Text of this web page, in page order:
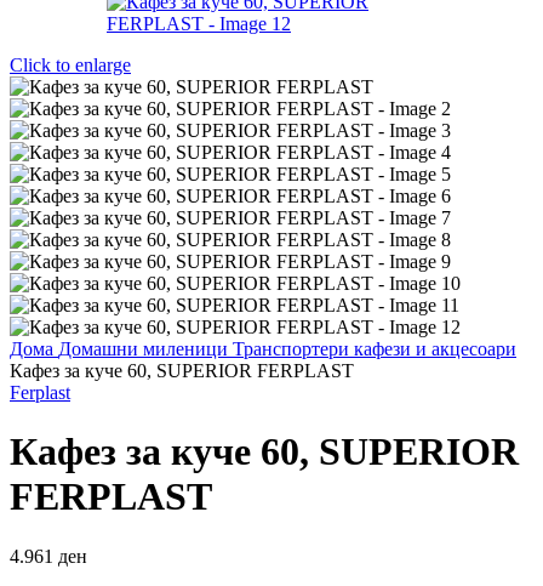
Click to enlarge
Дома Домашни миленици Транспортери кафези и акцесоари
Кафез за куче 60, SUPERIOR FERPLAST
Ferplast
Кафез за куче 60, SUPERIOR
FERPLAST
4.961 ден